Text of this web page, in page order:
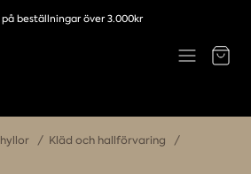
beställningar över 3.000kr
Kläd och hallförvaring